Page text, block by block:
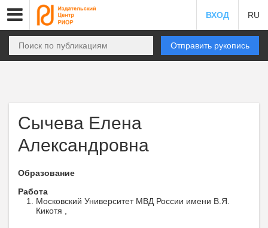
ВХОД RU
Отправить рукопись
Сычева Елена
Александровна
Образование
Работа
Московский Университет МВД России имени В.Я.
Кикотя ,